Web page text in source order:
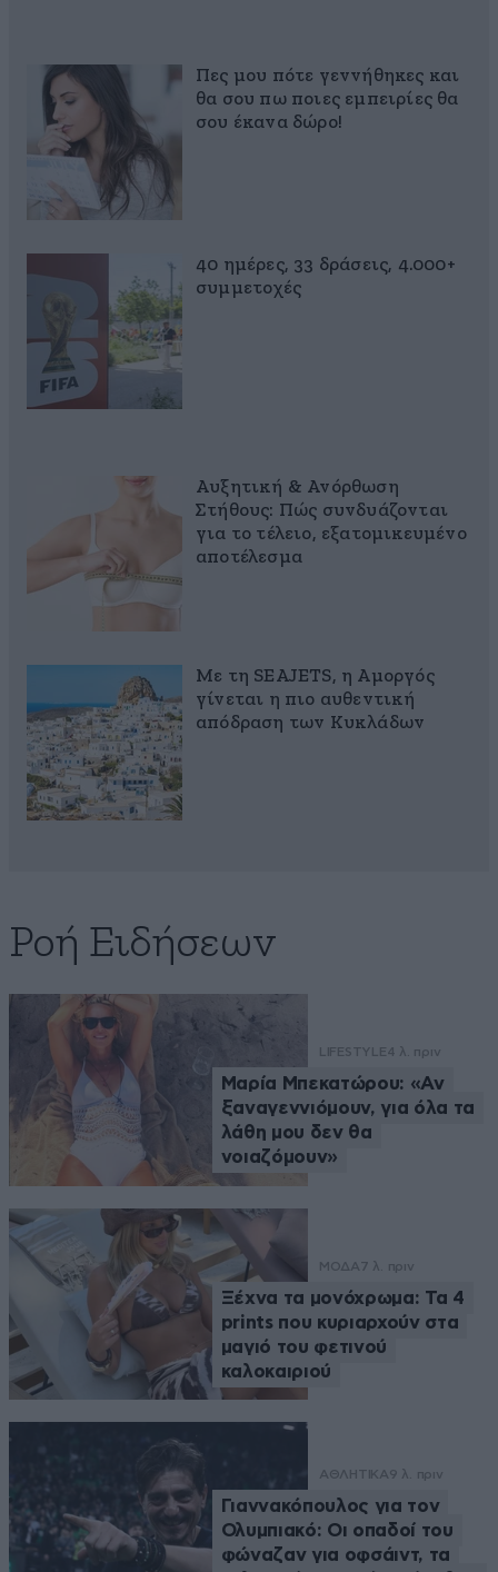
Πες μου πότε γεννήθηκες και
θα σου πω ποιες εμπειρίες θα
σου έκανα δώρο!
40 ημέρες, 33 δράσεις, 4.000+
συμμετοχές
Αυξητική & Ανόρθωση
Στήθους: Πώς συνδυάζονται
για το τέλειο, εξατομικευμένο
αποτέλεσμα
Με τη SEAJETS, η Αμοργός
γίνεται η πιο αυθεντική
απόδραση των Κυκλάδων
Ροή Ειδήσεων
LIFESTYLE4 λ. πριν
Μαρία Μπεκατώρου: «Αν
ξαναγεννιόμουν, για όλα τα
λάθη μου δεν θα
νοιαζόμουν»
ΜΟΔΑ7 λ. πριν
Ξέχνα τα μονόχρωμα: Τα 4
prints που κυριαρχούν στα
μαγιό του φετινού
καλοκαιριού
ΑΘΛΗΤΙΚΑ9 λ. πριν
Γιαννακόπουλος για τον
Ολυμπιακό: Οι οπαδοί του
φώναζαν για οφσάιντ, τα